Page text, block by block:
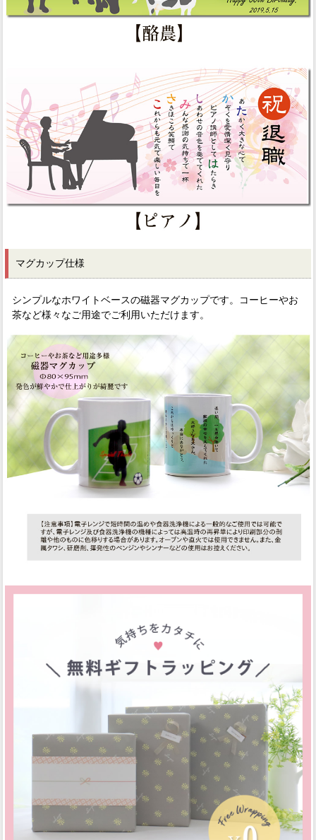
マグカップ仕様
シンプルなホワイトベースの磁器マグカップです。コーヒーやお
茶など様々なご用途でご利用いただけます。